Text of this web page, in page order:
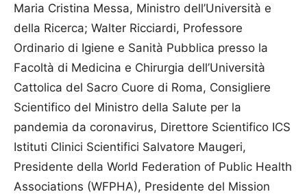
Maria Cristina Messa, Ministro dell’Università e
della Ricerca; Walter Ricciardi, Professore
Ordinario di Igiene e Sanità Pubblica presso la
Facoltà di Medicina e Chirurgia dell’Università
Cattolica del Sacro Cuore di Roma, Consigliere
Scientifico del Ministro della Salute per la
pandemia da coronavirus, Direttore Scientifico ICS
Istituti Clinici Scientifici Salvatore Maugeri,
Presidente della World Federation of Public Health
Associations (WFPHA), Presidente del Mission